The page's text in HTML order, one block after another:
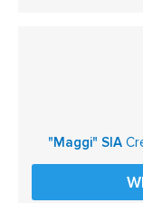
"Maggi" SIA